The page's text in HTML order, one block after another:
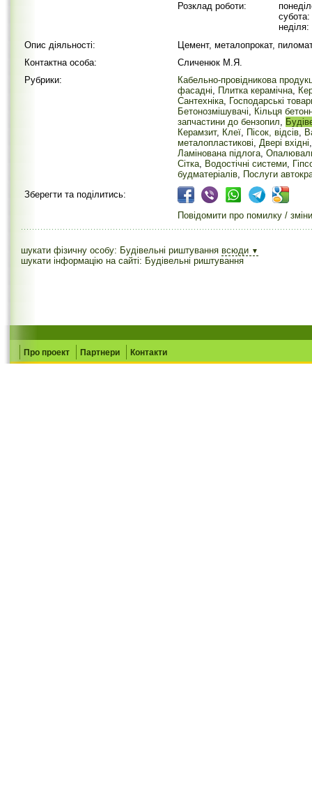
Розклад роботи:
неділя:
Опис діяльності:
Цемент, металопрокат,
Контактна особа:
Сличенюк М.Я.
Рубрики:
Кабельно-провідникова
фасадні, Плитка керамічна,
Сантехніка, Господарські
Бетонозмішувачі, Кільця
запчастини до бензопил,
Керамзит, Клеї, Пісок, відсів,
металопластикові, Двері вхідні
Ламінована підлога,
Сітка, Водостічні системи,
будматеріалів, Послуги
Зберегти та поділитись:
Повідомити про помилку / зміни
шукати фізичну особу: Будівельні риштування всюди ▼
шукати інформацію на сайті: Будівельні риштування
Про проект Партнери Контакти